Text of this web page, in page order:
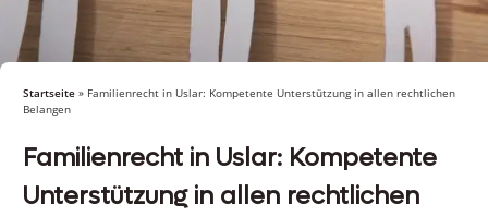
Startseite » Familienrecht in Uslar: Kompetente Unterstützung in allen rechtlichen
Belangen
Familienrecht in Uslar: Kompetente
Unterstützung in allen rechtlichen